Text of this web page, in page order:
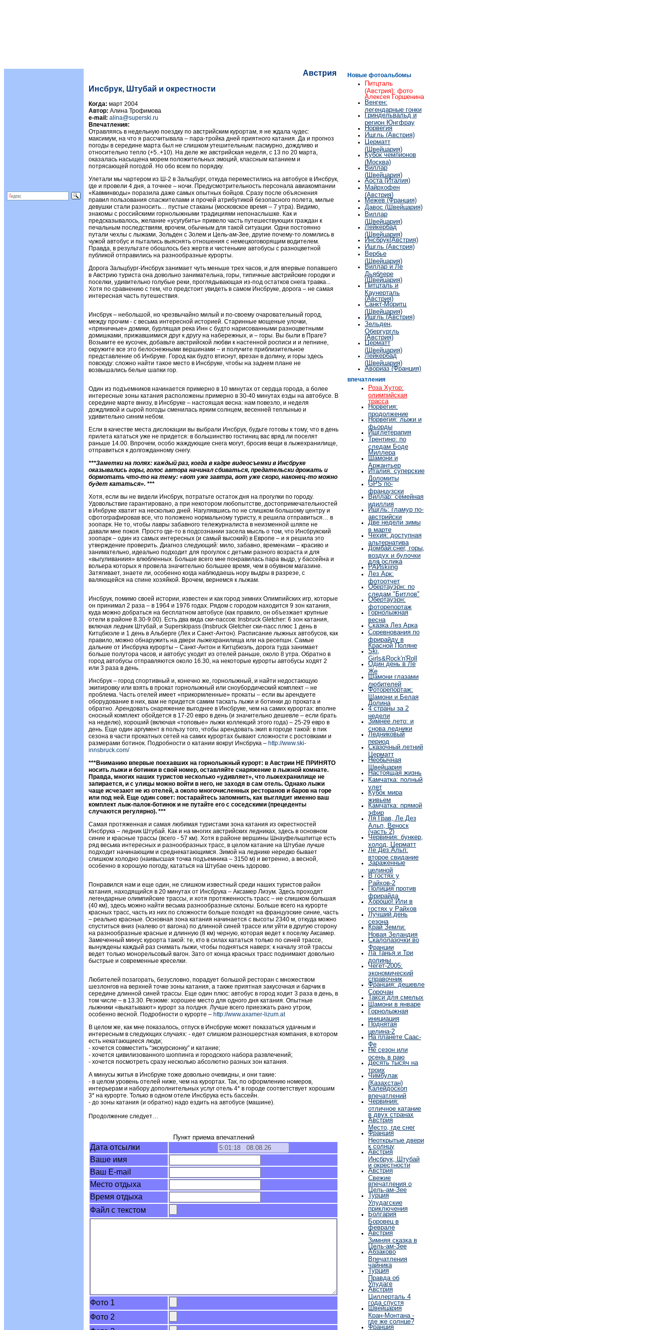
Австрия
Инсбрук, Штубай и окрестности
Когда: март 2004
Автор: Алина Трофимова
e-mail: alina@superski.ru
Впечатления:
Отравляясь в недельную поездку по австрийским курортам, я не ждала чудес:
максимум, на что я рассчитывала – пара-тройка дней приятного катания. Да и прогноз
погоды в середине марта был не слишком утешительным: пасмурно, дождливо и
относительно тепло (+5..+10). На деле же австрийская неделя, с 13 по 20 марта,
оказалась насыщена морем положительных эмоций, классным катанием и
потрясающей погодой. Но обо всем по порядку.
Улетали мы чартером из Ш-2 в Зальцбург, откуда переместились на автобусе в Инсбрук,
где и провели 4 дня, а точнее – ночи. Предусмотрительность персонала авиакомпании
«Кавминводы» поразила даже самых опытных бойцов. Сразу после объяснения
правил пользования спасжителами и прочей атрибутикой безопасного полета, милые
девушки стали разносить… пустые стаканы (московское время – 7 утра). Видимо,
знакомы с российскими горнолыжными традициями непонаслышке. Как и
предсказывалось, желание «усугубить» привело часть путешествующих граждан к
печальным последствиям, врочем, обычным для такой ситуации. Одни постоянно
путали чехлы с лыжами, Зольден с Золем и Цель-ам-Зее, другие почему-то ломились в
чужой автобус и пытались выяснять отношения с немецкоговорящим водителем.
Правда, в результате обошлось без жертв и чистенькие автобусы с разноцветной
публикой отправились на разнообразные курорты.
Дорога Зальцбург-Инсбрук занимает чуть меньше трех часов, и для впервые попавшего
в Австрию туриста она довольно занимательна, горы, типичные австрийские городки и
поселки, удивительно голубые реки, проглядывающая из-под остатков снега травка...
Хотя по сравнению с тем, что предстоит увидеть в самом Инсбруке, дорога – не самая
интересная часть путешествия.
Инсбрук – небольшой, но чрезвычайно милый и по-своему очаровательный город,
между прочим - с весьма интересной историей. Старинные мощеные улочки,
«пряничные» домики, бурлящая река Инн с будто нарисованными разноцветными
домишками, прижавшимися друг к другу на набережных, и – горы. Вы были в Праге?
Возьмите ее кусочек, добавьте австрийской любви к настенной росписи и и лепнине,
окружите все это белоснежными вершинами – и получите приблизительное
представление об Инбруке. Город как будто втиснут, врезан в долину, и горы здесь
повсюду: сложно найти такое место в Инсбруке, чтобы на заднем плане не
возвышались белые шапки гор.
Один из подъемников начинается примерно в 10 минутах от сердца города, а более
интересные зоны катания расположены примерно в 30-40 минутах езды на автобусе. В
середине марте внизу, в Инсбруке – настоящая весна: нам повезло, и неделя
дождливой и сырой погоды сменилась ярким солнцем, весенней теплынью и
удивительно синим небом.
Если в качестве места дислокации вы выбрали Инсбрук, будьте готовы к тому, что в день
прилета кататься уже не придется: в большинство гостиниц вас вряд ли поселят
раньше 14.00. Впрочем, особо жаждующие снега могут, бросив вещи в лыжехранилище,
отправиться к долгожданному снегу.
***Заметки на полях: каждый раз, когда в кадре видеосъемки в Инсбруке
оказывались горы, голос автора начинал сбиваться, предательски дрожать и
бормотать что-то на тему: «вот уже завтра, вот уже скоро, наконец-то можно
будет кататься». ***
Хотя, если вы не видели Инсбрук, потратьте остаток дня на прогулки по городу.
Удовольствие гарантировано, а при некотором любопытстве, достопримечательностей
в Инбруке хватит на несколько дней. Нагулявшись по не слишком большому центру и
сфотографировав все, что положено нормальному туристу, я решила отправиться… в
зоопарк. Не то, чтобы лавры забавного тележурналиста в неизменной шляпе не
давали мне покоя. Просто где-то в подсознании засела мысль о том, что Инсбрукский
зоопарк – один из самых интересных (и самый высокий) в Европе – и я решила это
утверждение проверить. Диагноз следующий: мило, забавно, временами – красиво и
занимательно, идеально подходит для прогулок с детьми разного возраста и для
«выгуливаниия» влюбленных. Больше всего мне понравилась пара выдр, у бассейна и
вольера которых я провела значительно большее время, чем в обувном магазине.
Затягивает, знаете ли, особенно когда наблюдаешь нору выдры в разрезе, с
валяющейся на спине хозяйкой. Врочем, вернемся к лыжам.
Инсбрук, помимо своей истории, известен и как город зимних Олимпийских игр, которые
он принимал 2 раза – в 1964 и 1976 годах. Рядом с городом находится 9 зон катания,
куда можно добраться на бесплатном автобусе (как правило, он объезжает крупные
отели в районе 8.30-9.00). Есть два вида ски-пассов: Insbruck Gletcher: 6 зон катания,
включая ледник Штубай, и Superskipass (Insbruck Gletcher ски-пасс плюс 1 день в
Китцбюэле и 1 день в Альберге (Лех и Санкт-Антон). Расписание лыжных автобусов, как
правило, можно обнаружить на двери лыжехранилища или на ресепшн. Самые
дальние от Инсбрука курорты – Санкт-Антон и Китцбюэль, дорога туда занимает
больше полутора часов, и автобус уходит из отелей раньше, около 8 утра. Обратно в
город автобусы отправляются около 16.30, на некоторые курорты автобусы ходят 2
или 3 раза в день.
Инсбрук – город спортивный и, конечно же, горнолыжный, и найти недостающую
экипировку или взять в прокат горнолыжный или сноубордический комплект – не
проблема. Часть отелей имеет «прикормленные» прокаты – если вы арендуете
оборудование в них, вам не придется самим таскать лыжи и ботинки до проката и
обратно. Арендовать снаряжение выгоднее в Инсбруке, чем на самих курортах: вполне
сносный комплект обойдется в 17-20 евро в день (и значительно дешевле – если брать
на неделю), хороший (включая «топовые» лыжи коллекций этого года) – 25-29 евро в
день. Еще один аргумент в пользу того, чтобы арендовать экип в городе такой: в пик
сезона в части прокатных сетей на самих курортах бывают сложности с ростовками и
размерами ботинок. Подробности о катании вокруг Инсбрука – http://www.ski-
innsbruck.com/
***Вниманию впервые поехавших на горнолыжный курорт: в Австрии НЕ ПРИНЯТО
носить лыжи и ботинки в свой номер, оставляйте снаряжение в лыжной комнате.
Правда, многих наших туристов несколько «удивляет», что лыжехранилище не
запирается, и с улицы можно войти в него, не заходя в сам отель. Однако лыжи
чаще исчезают не из отелей, а около многочисленных ресторанов и баров на горе
или под ней. Еще один совет: постарайтесь запомнить, как выглядит именно ваш
комплект лыж-палок-ботинок и не путайте его с соседскими (прецеденты
случаются регулярно). ***
Самая протяженная и самая любимая туристами зона катания из окрестностей
Инсбрука – ледник Штубай. Как и на многих австрийских ледниках, здесь в основном
синие и красные трассы (всего - 57 км). Хотя в районе вершины Шнауфельшпитце есть
ряд весьма интересных и разнообразных трасс, в целом катание на Штубае лучше
подходит начинающим и среднекатающимся. Зимой на леднике нередко бывает
слишком холодно (наивысшая точка подъемника – 3150 м) и ветренно, а весной,
особенно в хорошую погоду, кататься на Штубае очень здорово.
Понравился нам и еще один, не слишком известный среди наших туристов район
катания, находящийся в 20 минутах от Инсбрука – Аксамер Лизум. Здесь проходят
легендарные олимпийские трассы, и хотя протяженность трасс – не слишком большая
(40 км), здесь можно найти весьма разнообразные склоны. Больше всего на курорте
красных трасс, часть из них по сложности больше походят на французские синие, часть
– реально красные. Основная зона катания начинается с высоты 2340 м, откуда можно
спуститься вниз (налево от вагона) по длинной синей трассе или уйти в другую сторону
на разнообразные красные и длинную (8 км) черную, которая ведет к поселку Аксамер.
Замеченный минус курорта такой: те, кто в силах кататься только по синей трассе,
вынуждены каждый раз снимать лыжи, чтобы подняться наверх: к началу этой трассы
ведет только монорельсовый вагон. Зато от конца красных трасс поднимают довольно
быстрые и современные креселки.
Любителей позагорать, безусловно, порадует большой ресторан с множеством
шезлонгов на верхней точке зоны катания, а также приятная закусочная и барчик в
середине длинной синей трассы. Еще один плюс: автобус в город ходит 3 раза в день, в
том числе – в 13.30. Резюме: хорошее место для одного дня катания. Опытные
лыжники «выкатывают» курорт за полдня. Лучше всего приезжать рано утром,
особенно весной. Подробности о курорте – http://www.axamer-lizum.at
В целом же, как мне показалось, отпуск в Инсбруке может показаться удачным и
интересным в следующих случаях: - едет слишком разношерстная компания, в котором
есть некатающиеся люди;
- хочется совместить “экскурсионку” и катание;
- хочется цивилизованного шоппинга и городского набора развлечений;
- хочется посмотреть сразу несколько абсолютно разных зон катания.
А минусы житья в Инсбруке тоже довольно очевидны, и они такие:
- в целом уровень отелей ниже, чем на курортах. Так, по оформлению номеров,
интерьерам и набору дополнительных услуг отель 4* в городе соответствует хорошим
3* на курорте. Только в одном отеле Инсбрука есть бассейн.
- до зоны катания (и обратно) надо ездить на автобусе (машине).
Продолжение следует…
Пункт приема впечатлений
Дата отсылки
Ваше имя
Ваш E-mail
Место отдыха
Время отдыха
Файл c текстом
Фото 1
Фото 2
Новые фотоальбомы
Питцталь
(Австрия): фото
Алексея Горшенина
Венген:
легендарные гонки
Гриндельвальд и
регион Юнгфрау
Норвегия
Ишгль (Австрия)
Церматт
(Швейцария)
Кубок чемпионов
(Москва)
Виллар
(Швейцария)
Аоста (Италия)
Майрхофен
(Австрия)
Межев (Франция)
Давос (Швейцария)
Виллар
(Швейцария)
Лейкербад
(Швейцария)
Инсбрук(Австрия)
Ишгль (Австрия)
Вербье
(Швейцария)
Виллар и Ле
Дьяблере
(Швейцария)
Питцталь и
Каунерталь
(Австрия)
Cанкт-Моритц
(Швейцария)
Ишгль (Австрия)
Зельден,
Обергургль
(Австрия)
Церматт
(Швейцария)
Лейкербад
(Швейцария)
Авориаз (Франция)
впечатления
Роза Хутор:
олимпийская
трасса
Норвегия:
продолжение
Норвегия: лыжи и
фьорды
Ишглетерапия
Трентино: по
следам Боде
Миллера
Шамони и
Аржантьер
Италия: суперские
Доломиты
GPS по-
французски
Виллар: семейная
идиллия
Ишгль: гламур по-
австрийски
Две недели зимы
в марте
Чехия: доступная
альтернатива
Домбай:снег, горы,
воздух и булочки
для ослика
РАЙskiing
Лез Арк:
фотоотчет
Обертауэрн: по
следам "Битлов"
Обертауэрн:
фоторепортаж
Горнолыжная
весна
Сказка Лез Арка
Соревнования по
фрирайду в
Красной Поляне
Ski,
Girls&Rock'n'Roll
Один день в Ле
Же
Шамони глазами
любителей
Фоторепортаж:
Шамони и Белая
Долина
4 страны за 2
недели
Зимнее лето: и
снова ледники
Ледниковый
период
Сказочный летний
Церматт
Необычная
Швейцария
Настоящая жизнь
Камчатка: полный
улет
Кубок мира
живьем
Камчатка: прямой
эфир
Ля Грав, Ле Дез
Альп, Веноск
(часть 2)
Червиния: бункер,
холод, Церматт
Ле Дез Альп:
второе свидание
Зараженные
целиной
В гостях у
Райхов-2
Полиция против
фрирайда
Хорошо! Или в
гостях у Райхов
Лучший день
сезона
Край Земли:
Новая Зеландия
Скалолазочки во
Франции
Ла Танья и Три
долины
Чегет-2005:
экономический
справочник
Франция: дешевле
Сорочан
Такси для смелых
Шамони в январе
Горнолыжная
инициация
Поднятая
целина-2
На планете Саас-
Фе
Не сезон или
осень в раю
Десять тысяч на
троих
Чимбулак
(Казахстан)
Калейдоскоп
впечатлений
Червиния:
отличное катание
в двух странах
Австрия
Место, где снег
Франция
Неоткрытые двери
к солнцу
Австрия
Инсбрук, Штубай
и окрестности
Австрия
Свежие
впечатления о
Цель-ам-Зее
Турция
Улудагские
приключения
Болгария
Боровец в
феврале
Австрия
Зимняя сказка в
Цель-ам-Зее
Абзаково
Впечатления
чайника
Турция
Правда об
Улудаге
Австрия
Циллерталь 4
года спустя
Швейцария
Кран-Монтана -
где же солнце?
Франция